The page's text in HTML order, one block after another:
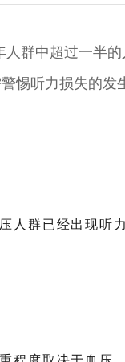
群中超过一半的
惕听力损失的发
人群已经出现听